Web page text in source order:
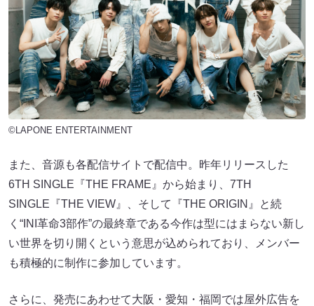
©LAPONE ENTERTAINMENT
また、音源も各配信サイトで配信中。昨年リリースした
6TH SINGLE『THE FRAME』から始まり、7TH
SINGLE『THE VIEW』、そして『THE ORIGIN』と続
く“INI革命3部作”の最終章である今作は型にはまらない新し
い世界を切り開くという意思が込められており、メンバー
も積極的に制作に参加しています。
さらに、発売にあわせて大阪・愛知・福岡では屋外広告を